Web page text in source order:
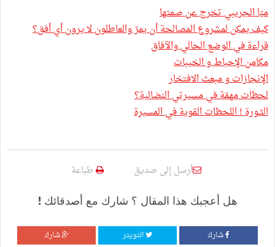
ميّا الجريبي تخرج عن صمتها
كيف يمكن لمشروع المصالحة أن يمرّ والعاطلون لا يرون أي أفق؟
قراءة في الوضع الحالي والآفاق
مكامن الإحباط و الخيبات
الإنجازات و مبعث الافتخار
لحظات مهمّة في مسيرتي النضالية؟
الثـورة ! اللحظات القوية في المسيرة
أرسل إلى صديق طباعة
هل أعجبك هذا المقال ؟ شارك مع أصدقائك !
شارك التويتر شارك